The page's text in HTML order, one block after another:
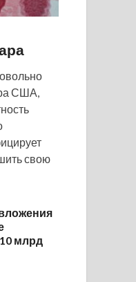
США,
свою
млрд